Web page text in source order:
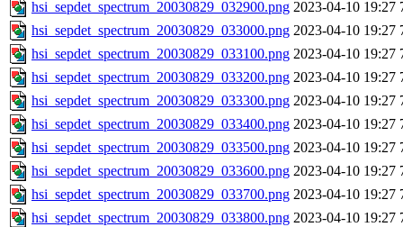
hsi_sepdet_spectrum_20030829_032900.png 2023-04-10 19:27
hsi_sepdet_spectrum_20030829_033000.png 2023-04-10 19:27
hsi_sepdet_spectrum_20030829_033100.png 2023-04-10 19:27
hsi_sepdet_spectrum_20030829_033200.png 2023-04-10 19:27
hsi_sepdet_spectrum_20030829_033300.png 2023-04-10 19:27
hsi_sepdet_spectrum_20030829_033400.png 2023-04-10 19:27
hsi_sepdet_spectrum_20030829_033500.png 2023-04-10 19:27
hsi_sepdet_spectrum_20030829_033600.png 2023-04-10 19:27
hsi_sepdet_spectrum_20030829_033700.png 2023-04-10 19:27
hsi_sepdet_spectrum_20030829_033800.png 2023-04-10 19:27